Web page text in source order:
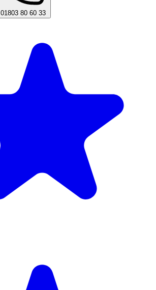
01803 80 60 33